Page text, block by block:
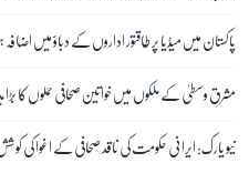
پاکستان میں میڈیا پر طاقتور اداروں کے دباؤ میں
مشرقِ وسطیٰ کے ملکوں میں خواتین صحافی حملوں کا
نیو یارک: ایرانی حکومت کی ناقد صحافی کے اغوا کی